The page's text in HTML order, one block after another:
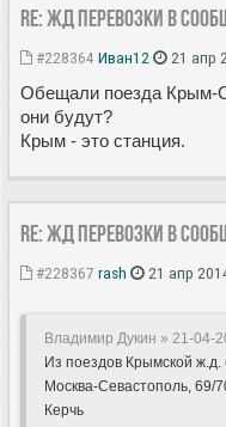
Re: ЖД перевозки в
#228364 Иван12 21 апр
Обещали поезда Крым-
они будут?
Крым - это станция.
Re: ЖД перевозки в
#228367 rash 21 апр
Владимир Дукин » 21-04-
Из поездов Крымской
Москва-Севастополь, 69/
Керчь